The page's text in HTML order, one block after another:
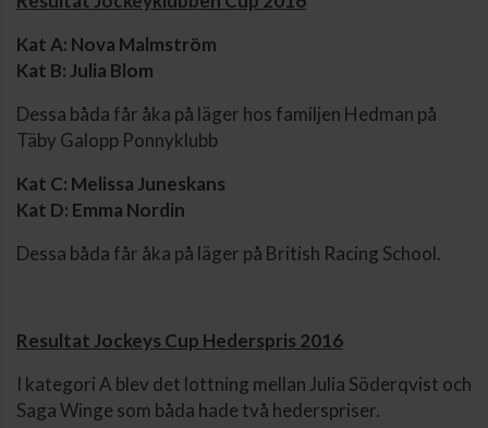
Kat A: Nova Malmström
Kat B: Julia Blom
Dessa båda får åka på läger hos familjen Hedman på
Täby Galopp Ponnyklubb
Kat C: Melissa Juneskans
Kat D: Emma Nordin
Dessa båda får åka på läger på British Racing School.
Resultat Jockeys Cup Hederspris 2016
I kategori A blev det lottning mellan Julia Söderqvist och
Saga Winge som båda hade två hederspriser.